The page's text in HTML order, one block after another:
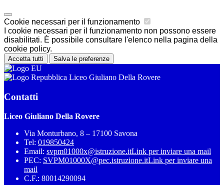
Cookie necessari per il funzionamento
I cookie necessari per il funzionamento non possono essere
disabilitati. È possibile consultare l'elenco nella pagina della
cookie policy.
Accetta tutti Salva le preferenze
Liceo Giuliano Della Rovere
Contatti
Liceo Giuliano Della Rovere
Via Monturbano, 8 – 17100 Savona
Tel: 019850424
Email: svpm01000x@istruzione.itLink per inviare una mail
PEC: SVPM01000X@pec.istruzione.itLink per inviare una
mail
C.F.: 80014290094